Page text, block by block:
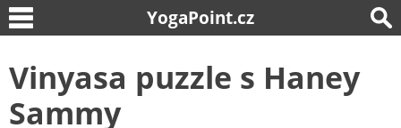
YogaPoint.cz
Vinyasa puzzle s Haney
Sammy